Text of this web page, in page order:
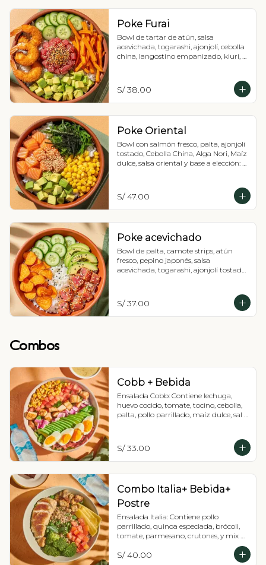
Poke Furai
Bowl de tartar de atún, salsa
acevichada, togarashi, ajonjolí, cebolla
china, langostino empanizado, kiuri,
S/ 38.00
Poke Oriental
Bowl con salmón fresco, palta, ajonjolí
tostado, Cebolla China, Alga Nori, Maíz
dulce, salsa oriental y base a elección:
S/ 47.00
Poke acevichado
Bowl de palta, camote strips, atún
fresco, pepino japonés, salsa
acevichada, togarashi, ajonjolí tostado,
S/ 37.00
Combos
Cobb + Bebida
Ensalada Cobb: Contiene lechuga,
huevo cocido, tomate, tocino, cebolla,
palta, pollo parrillado, maíz dulce, sal y
S/ 33.00
Combo Italia+ Bebida+
Postre
Ensalada Italia: Contiene pollo
parrillado, quinoa especiada, brócoli,
tomate, parmesano, crutones, y mix de
vinagreta de pesto (tiene maní) +
S/ 40.00